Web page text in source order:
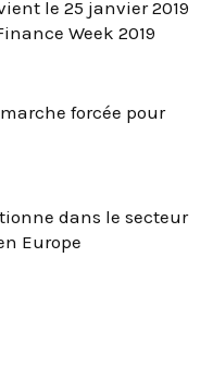
le 25 janvier 2019
Week 2019
forcée pour
dans le secteur
Europe